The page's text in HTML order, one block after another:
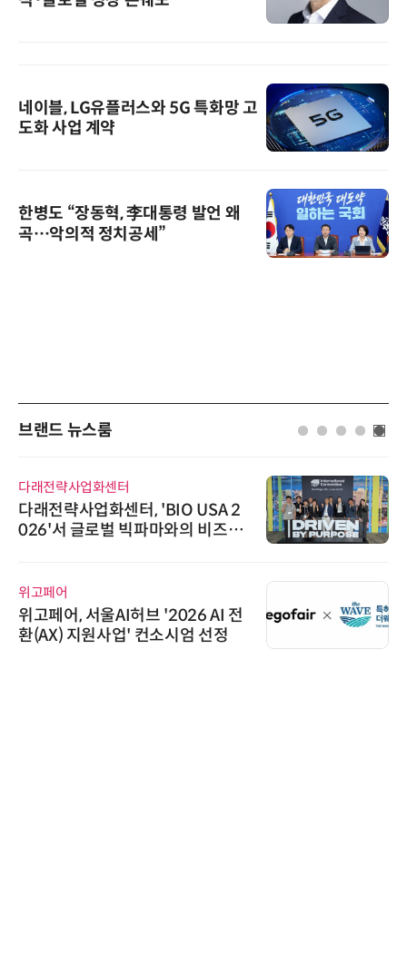
네이블, LG유플러스와 5G 특화망 고
도화 사업 계약
한병도 “장동혁, 李대통령 발언 왜
곡…악의적 정치공세”
브랜드 뉴스룸
다래전략사업화센터
다래전략사업화센터, 'BIO USA 2
026'서 글로벌 빅파마와의 비즈니
위고페어
위고페어, 서울AI허브 '2026 AI 전
환(AX) 지원사업' 컨소시엄 선정